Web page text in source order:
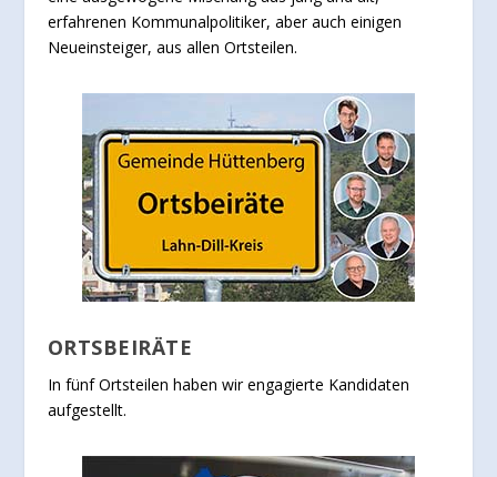
erfahrenen Kommunalpolitiker, aber auch einigen
Neueinsteiger, aus allen Ortsteilen.
ORTSBEIRÄTE
In fünf Ortsteilen haben wir engagierte Kandidaten
aufgestellt.